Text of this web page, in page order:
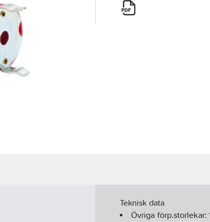
Teknisk data
Övriga förp.storlekar: